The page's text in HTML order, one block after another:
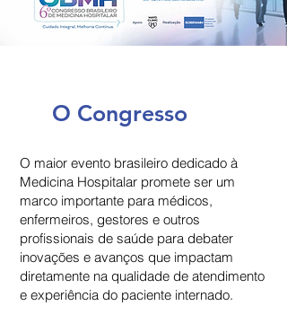
O Congresso
O maior evento brasileiro dedicado à
Medicina Hospitalar promete ser um
marco importante para médicos,
enfermeiros, gestores e outros
profissionais de saúde para debater
inovações e avanços que impactam
diretamente na qualidade de atendimento
e experiência do paciente internado.